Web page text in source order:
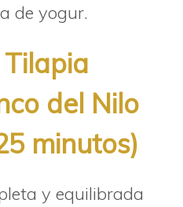
de yogur.
del Nilo
minutos)
y equilibrada